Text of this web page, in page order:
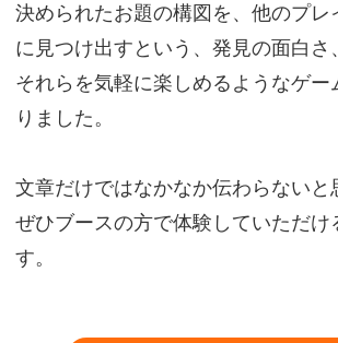
決められたお題の構図を、他のプレ
に見つけ出すという、発見の面白さ、
それらを気軽に楽しめるようなゲー
りました。
文章だけではなかなか伝わらないと
ぜひブースの方で体験していただけ
す。